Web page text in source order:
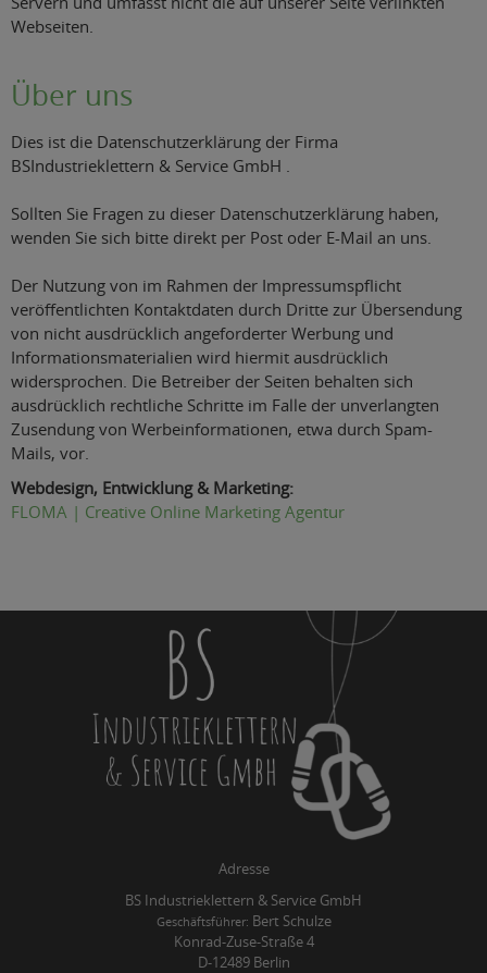
Webseiten.
Über uns
Dies ist die Datenschutzerklärung der Firma
BSIndustrieklettern & Service GmbH .
Sollten Sie Fragen zu dieser Datenschutzerklärung haben,
wenden Sie sich bitte direkt per Post oder E-Mail an uns.
Der Nutzung von im Rahmen der Impressumspflicht
veröffentlichten Kontaktdaten durch Dritte zur Übersendung
von nicht ausdrücklich angeforderter Werbung und
Informationsmaterialien wird hiermit ausdrücklich
widersprochen. Die Betreiber der Seiten behalten sich
ausdrücklich rechtliche Schritte im Falle der unverlangten
Zusendung von Werbeinformationen, etwa durch Spam-
Mails, vor.
Webdesign, Entwicklung & Marketing:
FLOMA | Creative Online Marketing Agentur
Adresse
BS Industrieklettern & Service GmbH
Geschäftsführer: Bert Schulze
Konrad-Zuse-Straße 4
D-12489 Berlin